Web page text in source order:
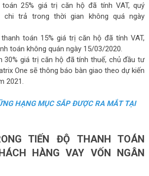
25% giá trị căn hộ đã tính VAT, quý
chi trả trong thời gian không quá ngày
toán 15% giá trị căn hộ đã tính VAT,
toán không quán ngày 15/03/2020.
30% giá trị căn hộ đã tính thuế, chủ đầu tư
One sẽ thông báo bàn giao theo dự kiến
2021.
HẠNG MỤC SẮP ĐƯỢC RA MẮT TẠI
TIẾN ĐỘ THANH TOÁN
HÀNG VAY VỐN NGÂN